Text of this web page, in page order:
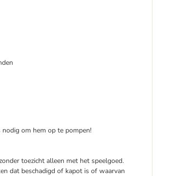
om hem op te pompen!
toezicht alleen met het speelgoed.
dat beschadigd of kapot is of waarvan